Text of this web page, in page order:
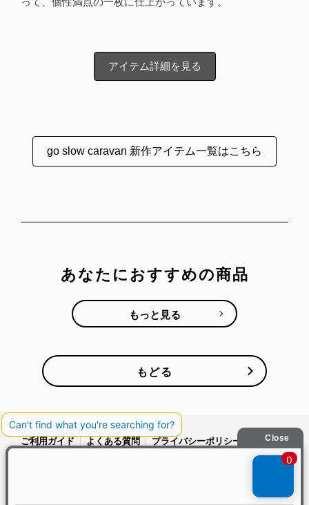
アイテム詳細を見る
go slow caravan 新作アイテム一覧はこちら
あなたにおすすめの商品
もっと見る
もどる
ご利用ガイド よくある質問 プライバシーポリシー
利用規約